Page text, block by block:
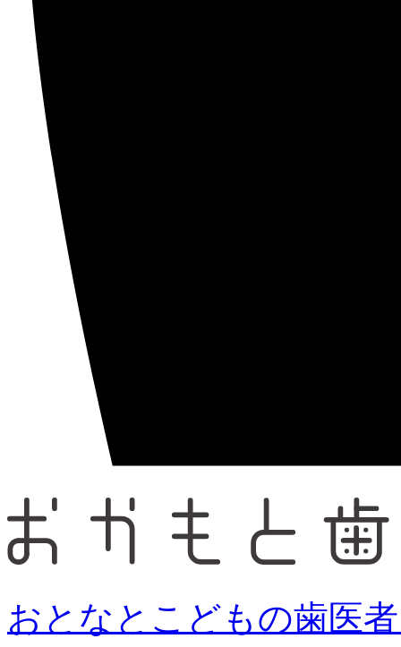
おとなとこどもの歯医